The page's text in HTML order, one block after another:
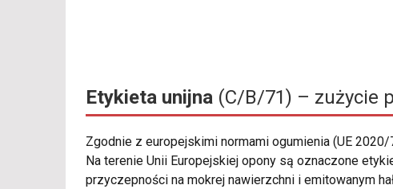
Etykieta unijna (C/B/71) – zużycie
Zgodnie z europejskimi normami ogumienia (UE
Na terenie Unii Europejskiej opony są oznaczone
przyczepności na mokrej nawierzchni i emitowanym